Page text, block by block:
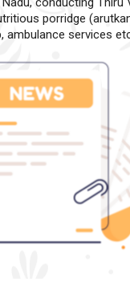
porridge
ambulance services